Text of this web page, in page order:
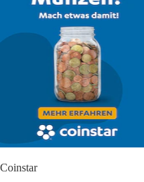
Coinstar